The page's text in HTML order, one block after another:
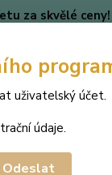
za skvělé ceny!
(Po-
uživatelský účet.
údaje.
Odeslat